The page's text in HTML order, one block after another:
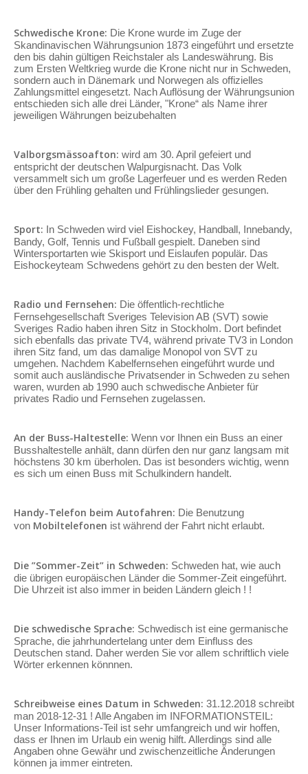
Schwedische Krone: Die Krone wurde im Zuge der
Skandinavischen Währungsunion 1873 eingeführt und ersetzte
den bis dahin gültigen Reichstaler als Landeswährung. Bis
zum Ersten Weltkrieg wurde die Krone nicht nur in Schweden,
sondern auch in Dänemark und Norwegen als offizielles
Zahlungsmittel eingesetzt. Nach Auflösung der Währungsunion
entschieden sich alle drei Länder, "Krone“ als Name ihrer
jeweiligen Währungen beizubehalten
Valborgsmässoafton: wird am 30. April gefeiert und
entspricht der deutschen Walpurgisnacht. Das Volk
versammelt sich um große Lagerfeuer und es werden Reden
über den Frühling gehalten und Frühlingslieder gesungen.
Sport: In Schweden wird viel Eishockey, Handball, Innebandy,
Bandy, Golf, Tennis und Fußball gespielt. Daneben sind
Wintersportarten wie Skisport und Eislaufen populär. Das
Eishockeyteam Schwedens gehört zu den besten der Welt.
Radio und Fernsehen: Die öffentlich-rechtliche
Fernsehgesellschaft Sveriges Television AB (SVT) sowie
Sveriges Radio haben ihren Sitz in Stockholm. Dort befindet
sich ebenfalls das private TV4, während private TV3 in London
ihren Sitz fand, um das damalige Monopol von SVT zu
umgehen. Nachdem Kabelfernsehen eingeführt wurde und
somit auch ausländische Privatsender in Schweden zu sehen
waren, wurden ab 1990 auch schwedische Anbieter für
privates Radio und Fernsehen zugelassen.
An der Buss-Haltestelle: Wenn vor Ihnen ein Buss an einer
Busshaltestelle anhält, dann dürfen den nur ganz langsam mit
höchstens 30 km überholen. Das ist besonders wichtig, wenn
es sich um einen Buss mit Schulkindern handelt.
Handy-Telefon beim Autofahren: Die Benutzung
von Mobiltelefonen ist während der Fahrt nicht erlaubt.
Die ”Sommer-Zeit” in Schweden: Schweden hat, wie auch
die übrigen europäischen Länder die Sommer-Zeit eingeführt.
Die Uhrzeit ist also immer in beiden Ländern gleich ! !
Die schwedische Sprache: Schwedisch ist eine germanische
Sprache, die jahrhundertelang unter dem Einfluss des
Deutschen stand. Daher werden Sie vor allem schriftlich viele
Wörter erkennen könnnen.
Schreibweise eines Datum in Schweden: 31.12.2018 schreibt
man 2018-12-31 ! Alle Angaben im INFORMATIONSTEIL:
Unser Informations-Teil ist sehr umfangreich und wir hoffen,
dass er Ihnen im Urlaub ein wenig hilft. Allerdings sind alle
Angaben ohne Gewähr und zwischenzeitliche Änderungen
können ja immer eintreten.